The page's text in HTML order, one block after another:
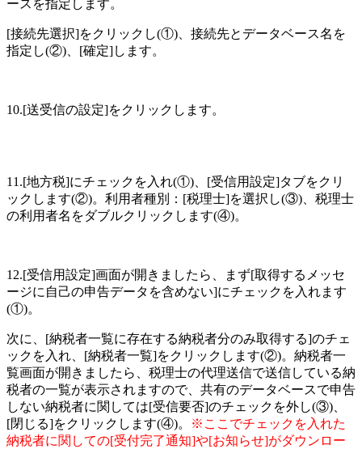
ースを指定します。
[接続先選択]をクリックし(①)、接続先とデータベース名を
指定し(②)、[確定]します。
10.[送受信の設定]をクリックします。
11.[地方税]にチェックを入れ(①)、[受信用設定]タブをクリ
ックします(②)。利用者種別：[税理士]を選択し(③)、税理士
の利用者名をダブルクリックします(④)。
12.[受信用設定]画面が開きましたら、まず[取得するメッセ
ージに自己の申告データを含めない]にチェックを入れます
(①)。
次に、 [納税者一覧に存在する納税者分のみ取得する]のチェ
ックを入れ、[納税者一覧]をクリックします(②)。納税者一
覧画面が開きましたら、税理士の代理送信で送信している納
税者の一覧が表示されますので、共有のデータベースで申告
しない納税者に関しては[受信要否]のチェックを外し(③)、
[閉じる]をクリックします(④)。
※ここでチェックを入れた
納税者に関しての[受付完了通知]や[お知らせ]がダウンロー